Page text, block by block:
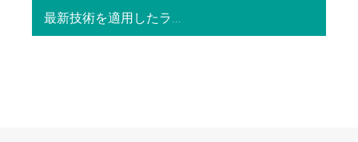
最新技術を適用したラ...